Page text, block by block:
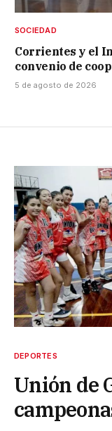
SOCIEDAD
Corrientes y el
convenio de
5 de agosto de 2026
DEPORTES
Unión de